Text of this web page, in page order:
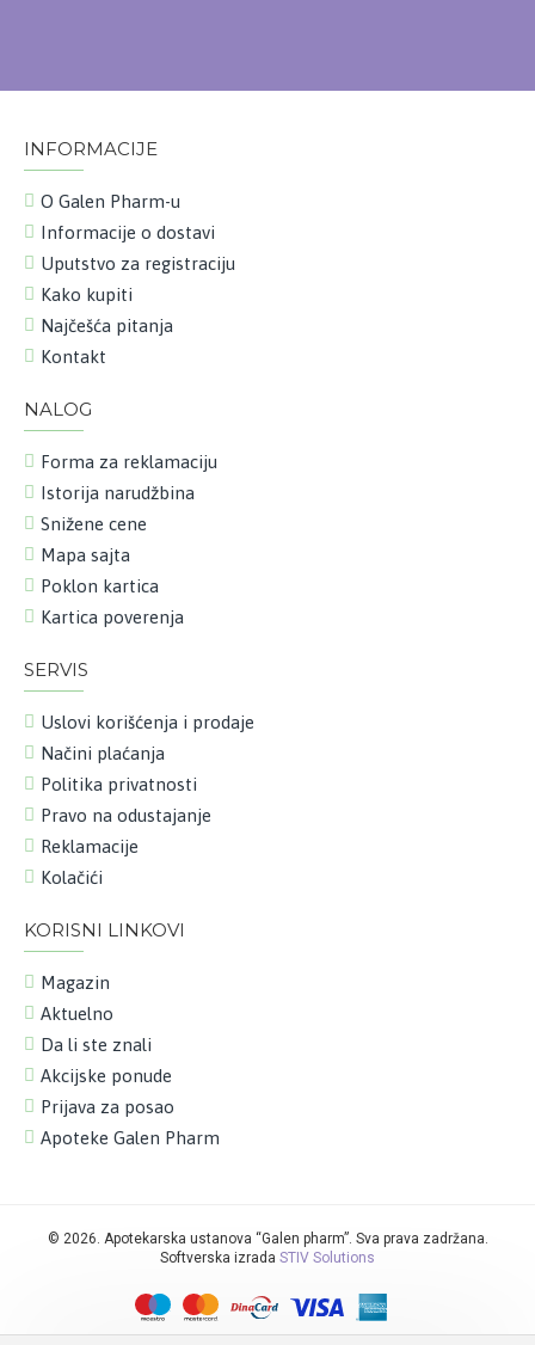
INFORMACIJE
O Galen Pharm-u
Informacije o dostavi
Uputstvo za registraciju
Kako kupiti
Najčešća pitanja
Kontakt
NALOG
Forma za reklamaciju
Istorija narudžbina
Snižene cene
Mapa sajta
Poklon kartica
Kartica poverenja
SERVIS
Uslovi korišćenja i prodaje
Načini plaćanja
Politika privatnosti
Pravo na odustajanje
Reklamacije
Kolačići
KORISNI LINKOVI
Magazin
Aktuelno
Da li ste znali
Akcijske ponude
Prijava za posao
Apoteke Galen Pharm
© 2026. Apotekarska ustanova “Galen pharm”. Sva prava zadržana.
Softverska izrada STIV Solutions